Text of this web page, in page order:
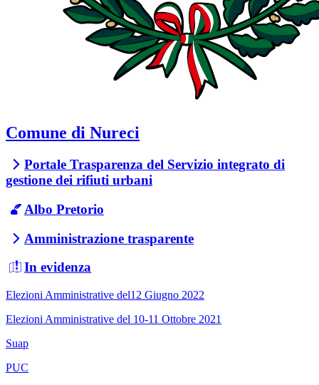
Comune di Nureci
Portale Trasparenza del Servizio integrato di
gestione dei rifiuti urbani
Albo Pretorio
Amministrazione trasparente
In evidenza
Elezioni Amministrative del12 Giugno 2022
Elezioni Amministrative del 10-11 Ottobre 2021
Suap
PUC